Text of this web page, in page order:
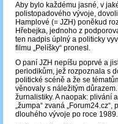
Aby bylo každému jasné, v
polistopadového vývoje,
Hamplové (= JZH) poněkud
Hřebejka, jednoho z
ten nadpis úplný a politicky
filmu „Pelíšky“ pronesl.
O paní JZH nepíšu poprvé a
periodikům, jež rozpoznala s
politické scéně a že se
věnovaly s náležitým
žurnalistiky. A naopak: plivání
„žumpa“ zvaná
dlouhého vývoje po roce 1989.